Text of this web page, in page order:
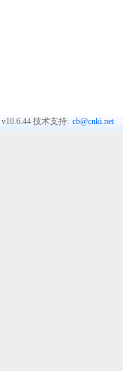
v10.6.44 技术支持: cb@cnki.net